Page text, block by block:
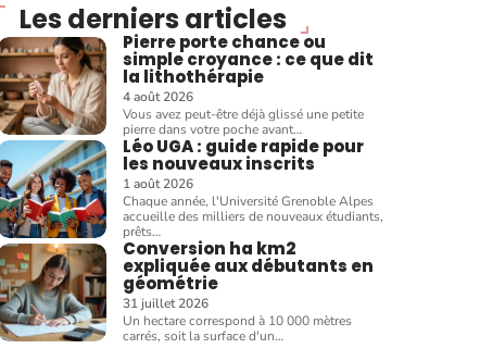
Les derniers articles
Pierre porte chance ou
simple croyance : ce que dit
la lithothérapie
4 août 2026
Vous avez peut-être déjà glissé une petite
pierre dans votre poche avant…
Léo UGA : guide rapide pour
les nouveaux inscrits
1 août 2026
Chaque année, l'Université Grenoble Alpes
accueille des milliers de nouveaux étudiants,
prêts…
Conversion ha km2
expliquée aux débutants en
géométrie
31 juillet 2026
Un hectare correspond à 10 000 mètres
carrés, soit la surface d'un…